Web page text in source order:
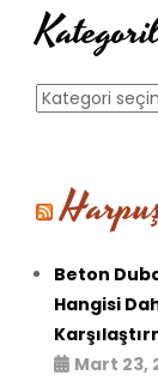
Kategoriler
Beton
Hangisi
Mart 23,